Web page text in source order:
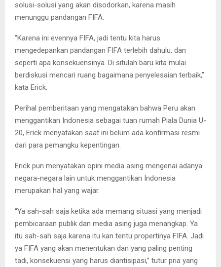
solusi-solusi yang akan disodorkan, karena masih
menunggu pandangan FIFA.
“Karena ini evennya FIFA, jadi tentu kita harus
mengedepankan pandangan FIFA terlebih dahulu, dan
seperti apa konsekuensinya. Di situlah baru kita mulai
berdiskusi mencari ruang bagaimana penyelesaian terbaik,”
kata Erick.
Perihal pemberitaan yang mengatakan bahwa Peru akan
menggantikan Indonesia sebagai tuan rumah Piala Dunia U-
20, Erick menyatakan saat ini belum ada konfirmasi resmi
dari para pemangku kepentingan.
Erick pun menyatakan opini media asing mengenai adanya
negara-negara lain untuk menggantikan Indonesia
merupakan hal yang wajar.
“Ya sah-sah saja ketika ada memang situasi yang menjadi
pembicaraan publik dan media asing juga menangkap. Ya
itu sah-sah saja karena itu kan tentu propertinya FIFA. Jadi
ya FIFA yang akan menentukan dan yang paling penting
tadi, konsekuensi yang harus diantisipasi,” tutur pria yang